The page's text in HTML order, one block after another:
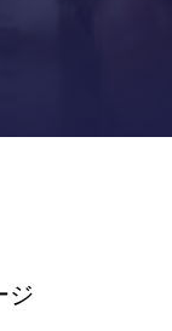
ジ